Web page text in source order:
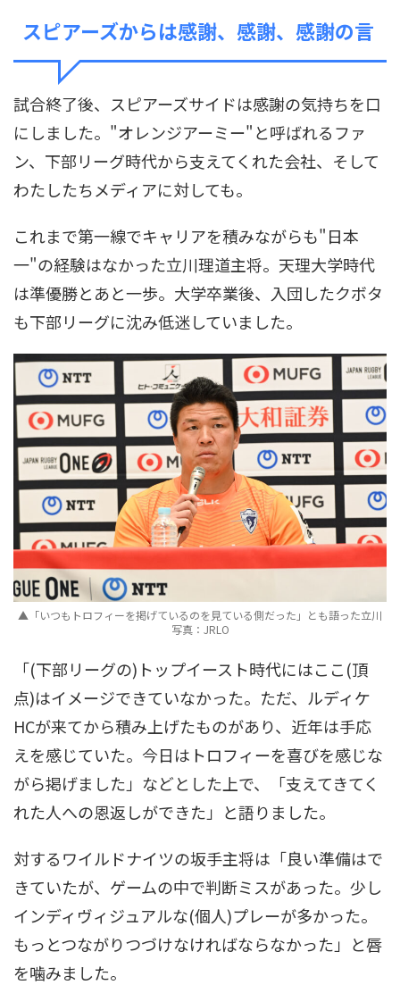
スピアーズからは感謝、感謝、感謝の言
試合終了後、スピアーズサイドは感謝の気持ちを口
にしました。"オレンジアーミー"と呼ばれるファ
ン、下部リーグ時代から支えてくれた会社、そして
わたしたちメディアに対しても。
これまで第一線でキャリアを積みながらも"日本
一"の経験はなかった立川理道主将。天理大学時代
は準優勝とあと一歩。大学卒業後、入団したクボタ
も下部リーグに沈み低迷していました。
▲「いつもトロフィーを掲げているのを見ている側だった」とも語った立川
写真：JRLO
「(下部リーグの)トップイースト時代にはここ(頂
点)はイメージできていなかった。ただ、ルディケ
HCが来てから積み上げたものがあり、近年は手応
えを感じていた。今日はトロフィーを喜びを感じな
がら掲げました」などとした上で、「支えてきてく
れた人への恩返しができた」と語りました。
対するワイルドナイツの坂手主将は「良い準備はで
きていたが、ゲームの中で判断ミスがあった。少し
インディヴィジュアルな(個人)プレーが多かった。
もっとつながりつづけなければならなかった」と唇
を噛みました。